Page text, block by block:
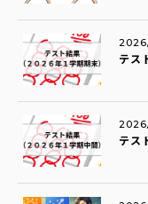
テス
テス